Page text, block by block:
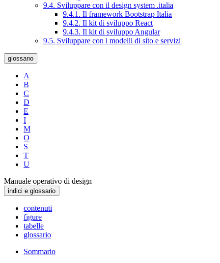
9.4. Sviluppare con il design system .italia
9.4.1. Il framework Bootstrap Italia
9.4.2. Il kit di sviluppo React
9.4.3. Il kit di sviluppo Angular
9.5. Sviluppare con i modelli di sito e servizi
glossario
A
B
C
D
E
I
M
O
S
T
U
Manuale operativo di design
indici e glossario
contenuti
figure
tabelle
glossario
Sommario